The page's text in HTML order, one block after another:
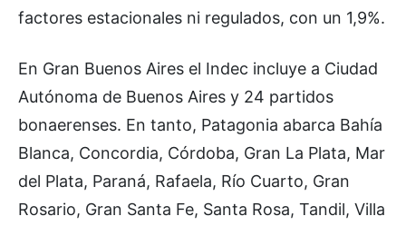
factores estacionales ni regulados, con un 1,9%.
En Gran Buenos Aires el Indec incluye a Ciudad
Autónoma de Buenos Aires y 24 partidos
bonaerenses. En tanto, Patagonia abarca Bahía
Blanca, Concordia, Córdoba, Gran La Plata, Mar
del Plata, Paraná, Rafaela, Río Cuarto, Gran
Rosario, Gran Santa Fe, Santa Rosa, Tandil, Villa